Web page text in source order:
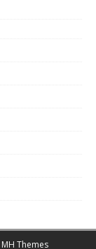
MH Themes